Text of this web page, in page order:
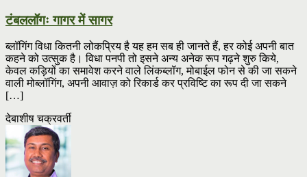
टंबललॉगः गागर में सागर
ब्लॉगिंग विधा कितनी लोकप्रिय है यह हम सब ही जानते हैं, हर कोई अपनी बात
कहने को उत्सुक है। विधा पनपी तो इसने अन्य अनेक रूप गढ़ने शुरु किये,
केवल कड़ियों का समावेश करने वाले लिंकब्लॉग, मोबाईल फोन से की जा सकने
वाली मोब्लॉगिंग, अपनी आवाज़ को रिकार्ड कर प्रविष्टि का रूप दी जा सकने
[…]
देबाशीष चक्रवर्ती